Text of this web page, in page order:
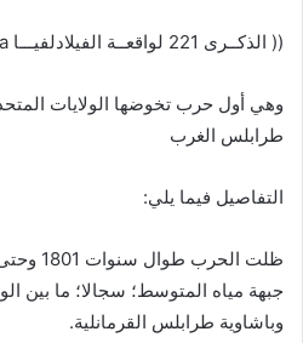
(( الذكــرى 221 لواقعــة الفيلادلفيـــا USS Philadelphia ))
وهي أول حرب تخوضها الولايات
طرابلس الغرب
التفاصيل فيما يلي:
جبهة مياه المتوسط؛ سجالا؛ ما بين
وباشاوية طرابلس القرمانلية.